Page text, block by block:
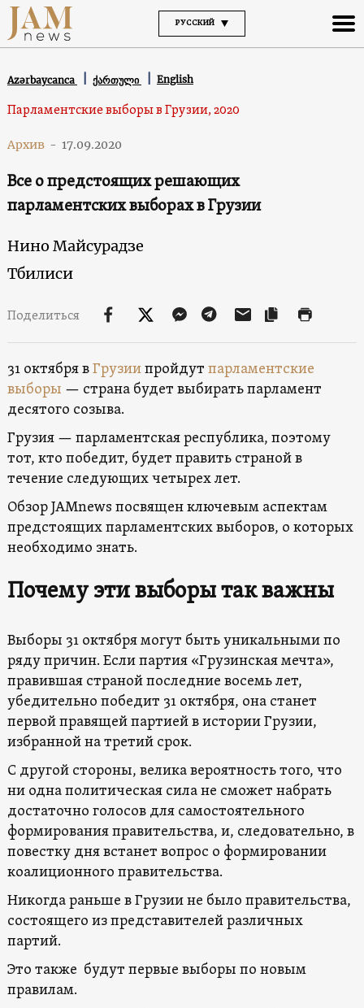
РУССКИЙ
Azərbaycanca ქართული English
Парламентские выборы в Грузии, 2020
Архив - 17.09.2020
Все о предстоящих решающих
парламентских выборах в Грузии
Нино Майсурадзе
Тбилиси
Поделиться
31 октября вГрузиипройдут парламентские
выборы — страна будет выбирать парламент
десятого созыва.
Грузия — парламентская республика, поэтому
тот, кто победит, будет править страной в
течение следующих четырех лет.
Обзор JAMnews посвящен ключевым аспектам
предстоящих парламентских выборов, о которых
необходимо знать.
Почему эти выборы так важны
Выборы 31 октября могут быть уникальными по
ряду причин. Если партия «Грузинская мечта»,
правившая страной последние восемь лет,
убедительно победит 31 октября, она станет
первой правящей партией в истории Грузии,
избранной на третий срок.
С другой стороны, велика вероятность того, что
ни одна политическая сила не сможет набрать
достаточно голосов для самостоятельного
формирования правительства, и, следовательно, в
повестку дня встанет вопрос о формировании
коалиционного правительства.
Никогда раньше в Грузии не было правительства,
состоящего из представителей различных
партий.
Это также будут первые выборы по новым
правилам.